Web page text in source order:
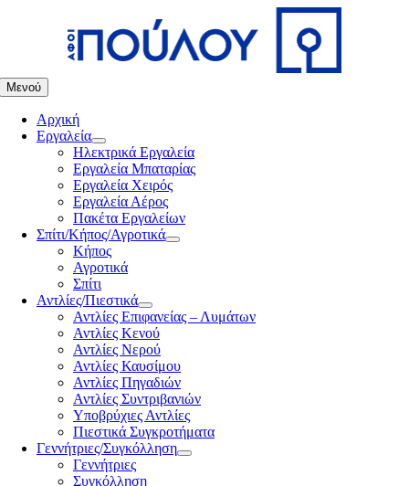
περιεχόμενο
Μενού
Αρχική
Εργαλεία
Ηλεκτρικά Εργαλεία
Εργαλεία Μπαταρίας
Εργαλεία Χειρός
Εργαλεία Αέρος
Πακέτα Εργαλείων
Σπίτι/Κήπος/Αγροτικά
Κήπος
Αγροτικά
Σπίτι
Αντλίες/Πιεστικά
Αντλίες Επιφανείας – Λυμάτων
Αντλίες Κενού
Αντλίες Νερού
Αντλίες Καυσίμου
Αντλίες Πηγαδιών
Αντλίες Συντριβανιών
Υποβρύχιες Αντλίες
Πιεστικά Συγκροτήματα
Γεννήτριες/Συγκόλληση
Γεννήτριες
Συγκόλληση